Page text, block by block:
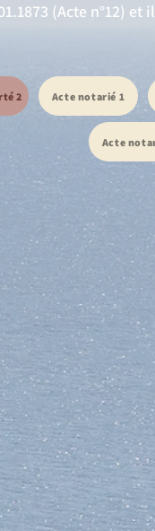
(Acte n°12)
2 Acte notarié 1
Acte